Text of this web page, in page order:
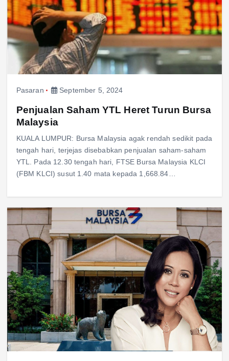
Pasaran September 5, 2024
Penjualan Saham YTL Heret Turun Bursa
Malaysia
KUALA LUMPUR: Bursa Malaysia agak rendah sedikit pada
tengah hari, terjejas disebabkan penjualan saham-saham
YTL. Pada 12.30 tengah hari, FTSE Bursa Malaysia KLCI
(FBM KLCI) susut 1.40 mata kepada 1,668.84…